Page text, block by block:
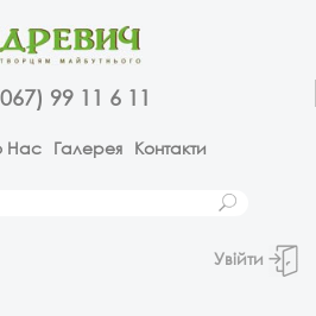
99 11 6 11
Нас Галерея Контакти
Увійти